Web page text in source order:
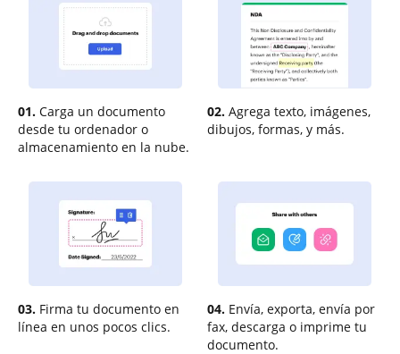
01. Carga un documento
desde tu ordenador o
almacenamiento en la nube.
02. Agrega texto, imágenes,
dibujos, formas, y más.
03. Firma tu documento en
línea en unos pocos clics.
04. Envía, exporta, envía por
fax, descarga o imprime tu
documento.